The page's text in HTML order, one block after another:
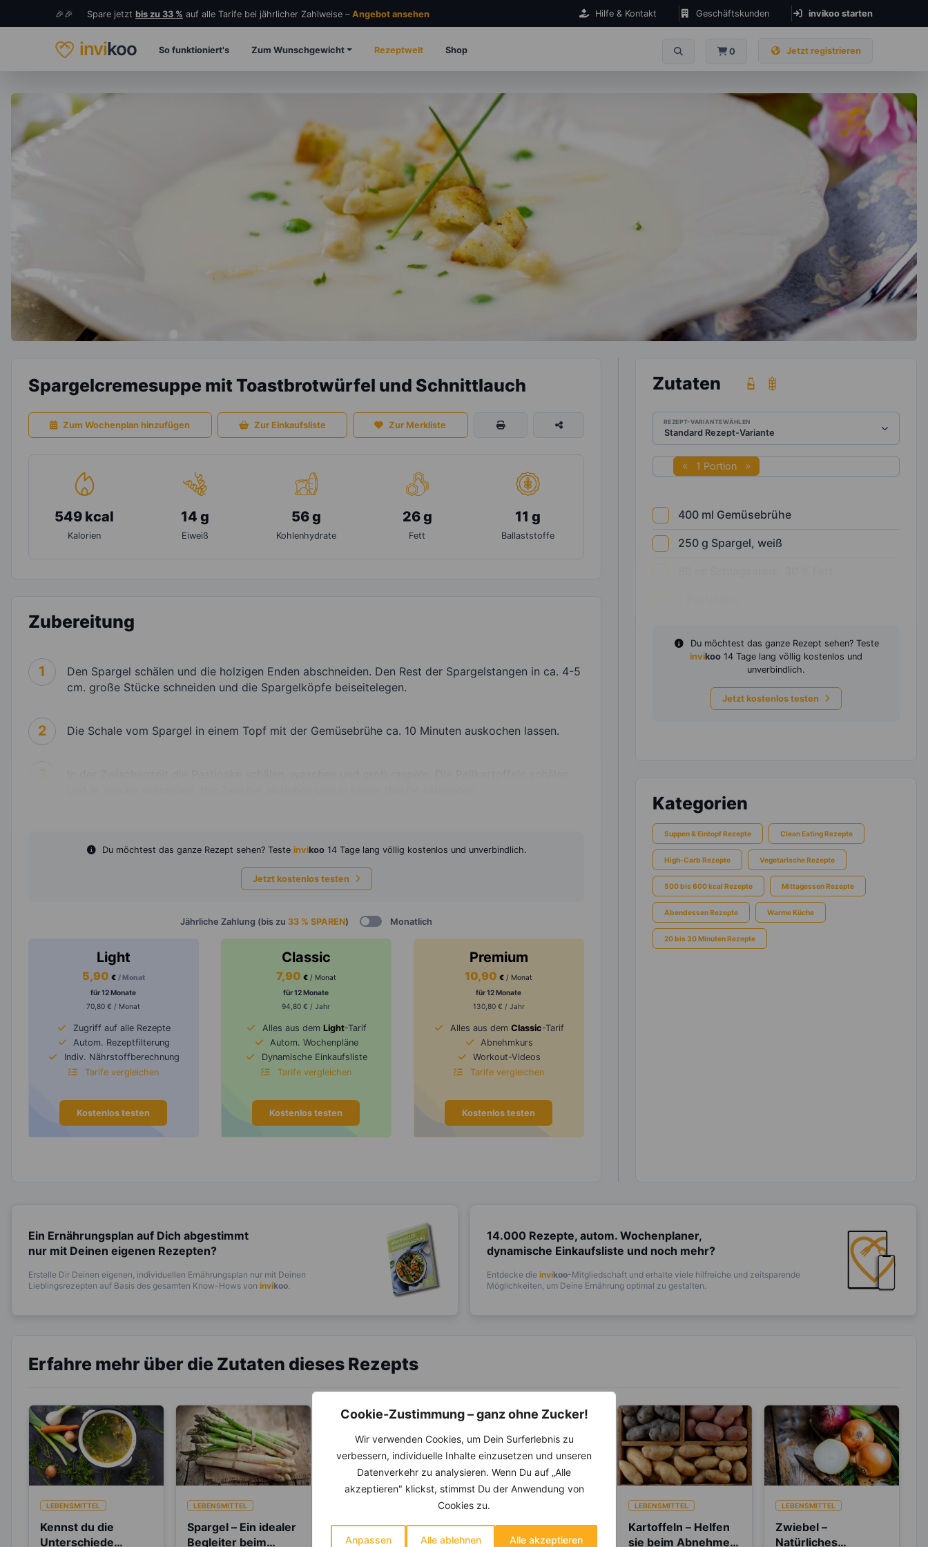
Cookie-Zustimmung – ganz ohne Zucker!
Wir verwenden Cookies, um Dein Surferlebnis zu
verbessern, individuelle Inhalte einzusetzen und unseren
Datenverkehr zu analysieren. Wenn Du auf „Alle
akzeptieren" klickst, stimmst Du der Anwendung von
Cookies zu.
Anpassen Alle ablehnen Alle akzeptieren
🎉🎉 Spare jetzt bis zu 33 % auf alle Tarife bei jährlicher Zahlweise – Angebot ansehen Hilfe & Kontakt Geschäftskunden invikoo starten
invikoo So funktioniert's Zum Wunschgewicht Rezeptwelt Shop 0 Jetzt registrieren
Spargelcremesuppe mit Toastbrotwürfel und Schnittlauch
Zum Wochenplan hinzufügen Zur Einkaufsliste Zur Merkliste
549 kcal
Kalorien
14 g
Eiweiß
56 g
Kohlenhydrate
26 g
Fett
11 g
Ballaststoffe
Zubereitung
1
Den Spargel schälen und die holzigen Enden abschneiden. Den Rest der Spargelstangen in ca. 4-5
cm. große Stücke schneiden und die Spargelköpfe beiseitelegen.
2 Die Schale vom Spargel in einem Topf mit der Gemüsebrühe ca. 10 Minuten auskochen lassen.
Du möchtest das ganze Rezept sehen? Teste invikoo 14 Tage lang völlig kostenlos und unverbindlich.
Jetzt kostenlos testen
Jährliche Zahlung (bis zu 33 % SPAREN) Monatlich
Light
5,90 € / Monat
für 12 Monate
70,80 € / Monat
Zugriff auf alle Rezepte
Autom. Rezeptfilterung
Indiv. Nährstoffberechnung
Tarife vergleichen
Kostenlos testen
Classic
7,90 € / Monat
für 12 Monate
94,80 € / Jahr
Alles aus dem Light-Tarif
Autom. Wochenpläne
Dynamische Einkaufsliste
Tarife vergleichen
Kostenlos testen
Premium
10,90€ / Monat
für 12 Monate
130,80 € / Jahr
Alles aus dem Classic-Tarif
Abnehmkurs
Workout-Videos
Tarife vergleichen
Kostenlos testen
Zutaten
REZEPT-VARIANTE WÄHLEN
1 Portion
400 ml Gemüsebrühe
250 g Spargel, weiß
Du möchtest das ganze Rezept sehen? Teste
invikoo 14 Tage lang völlig kostenlos und
unverbindlich.
Jetzt kostenlos testen
Kategorien
Suppen & Eintopf Rezepte Clean Eating Rezepte
High-Carb Rezepte Vegetarische Rezepte
500 bis 600 kcal Rezepte Mittagessen Rezepte
Abendessen Rezepte Warme Küche
20 bis 30 Minuten Rezepte
Ein Ernährungsplan auf Dich abgestimmt
nur mit Deinen eigenen Rezepten?
Erstelle Dir Deinen eigenen, individuellen Ernährungsplan nur mit Deinen
Lieblingsrezepten auf Basis des gesamten Know-Hows von invikoo.
14.000 Rezepte, autom. Wochenplaner,
dynamische Einkaufsliste und noch mehr?
Entdecke die invikoo-Mitgliedschaft und erhalte viele hilfreiche und zeitsparende
Möglichkeiten, um Deine Ernährung optimal zu gestalten.
Erfahre mehr über die Zutaten dieses Rezepts
LEBENSMITTEL
Kennst du die
Unterschiede
LEBENSMITTEL
Spargel – Ein idealer
Begleiter beim
Kennst Du die
Unterschiede
Pastinaken – Diese
super „Sattmacher“
LEBENSMITTEL
Kartoffeln – Helfen
sie beim Abnehmen
LEBENSMITTEL
Zwiebel –
Natürliches